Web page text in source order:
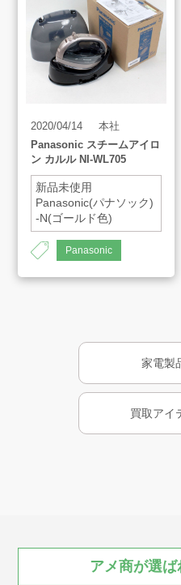
スタッフインタビュー
販売のご案内
会社案内
お知らせ
アート工芸事業部/ア
2020/04/14
本社
Panasonic スチームアイロ
ン カルル NI-WL705
新品未使用
Panasonic(パナソック)
-N(ゴールド色)
Panasonic
家電製
買取アイ
アメ商が選ば